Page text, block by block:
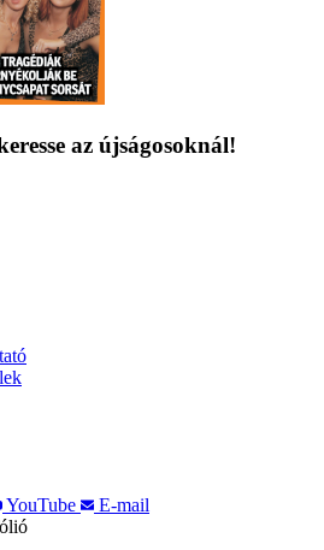
az újságosoknál!
YouTube
E-mail